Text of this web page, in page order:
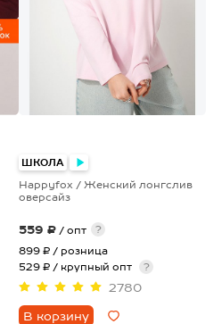
ШКОЛА
Happyfox / Женский лонгслив
оверсайз
559 ₽ / опт
?
899 ₽ / розница
529 ₽ / крупный опт
?
2780
В корзину